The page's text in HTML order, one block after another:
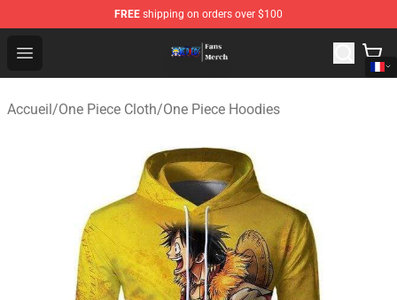
FREE shipping on orders over $100
Open menu
One Piece Store - Official One Piece Merchandise Shop
Accueil/One Piece Cloth/One Piece Hoodies